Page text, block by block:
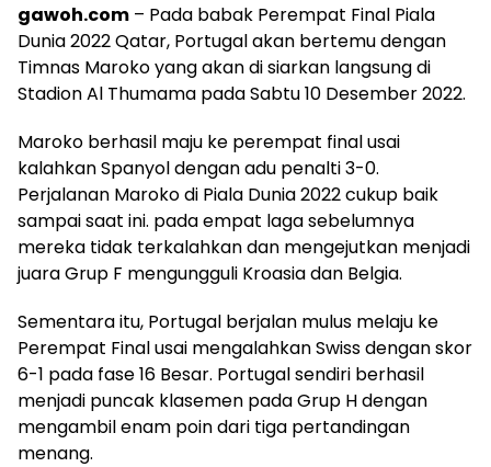
gawoh.com – Pada babak Perempat Final Piala
Dunia 2022 Qatar, Portugal akan bertemu dengan
Timnas Maroko yang akan di siarkan langsung di
Stadion Al Thumama pada Sabtu 10 Desember 2022.
Maroko berhasil maju ke perempat final usai
kalahkan Spanyol dengan adu penalti 3-0.
Perjalanan Maroko di Piala Dunia 2022 cukup baik
sampai saat ini. pada empat laga sebelumnya
mereka tidak terkalahkan dan mengejutkan menjadi
juara Grup F mengungguli Kroasia dan Belgia.
Sementara itu, Portugal berjalan mulus melaju ke
Perempat Final usai mengalahkan Swiss dengan skor
6-1 pada fase 16 Besar. Portugal sendiri berhasil
menjadi puncak klasemen pada Grup H dengan
mengambil enam poin dari tiga pertandingan
menang.